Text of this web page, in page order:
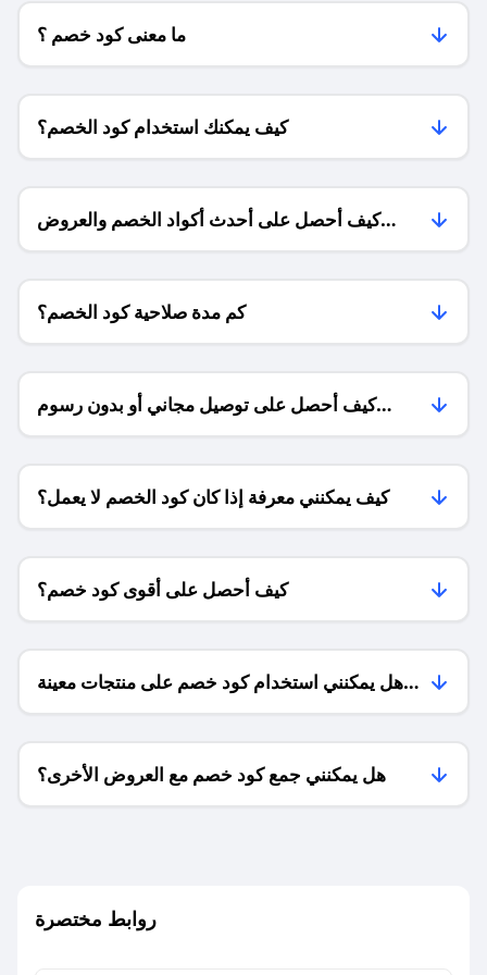
ما معنى كود خصم ؟
كيف يمكنك استخدام كود الخصم؟
كيف أحصل على أحدث أكواد الخصم والعروض
للمتاجر؟
كم مدة صلاحية كود الخصم؟
كيف أحصل على توصيل مجاني أو بدون رسوم
الشحن ؟
كيف يمكنني معرفة إذا كان كود الخصم لا يعمل؟
كيف أحصل على أقوى كود خصم؟
هل يمكنني استخدام كود خصم على منتجات معينة
فقط؟
هل يمكنني جمع كود خصم مع العروض الأخرى؟
روابط مختصرة